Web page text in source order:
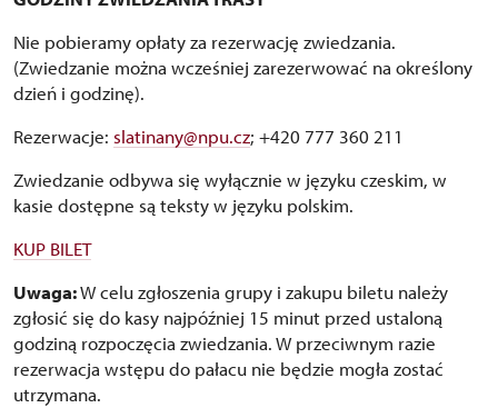
Nie pobieramy opłaty za rezerwację zwiedzania.
(Zwiedzanie można wcześniej zarezerwować na określony
dzień i godzinę).
Rezerwacje: slatinany@npu.cz; +420 777 360 211
Zwiedzanie odbywa się wyłącznie w języku czeskim, w
kasie dostępne są teksty w języku polskim.
KUP BILET
Uwaga:W celu zgłoszenia grupy i zakupu biletu należy
zgłosić się do kasy najpóźniej 15 minut przed ustaloną
godziną rozpoczęcia zwiedzania. W przeciwnym razie
rezerwacja wstępu do pałacu nie będzie mogła zostać
utrzymana.